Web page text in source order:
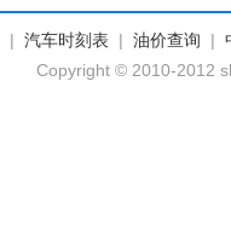
| 汽车时刻表 | 油价查询 |
Copyright © 2010-2012